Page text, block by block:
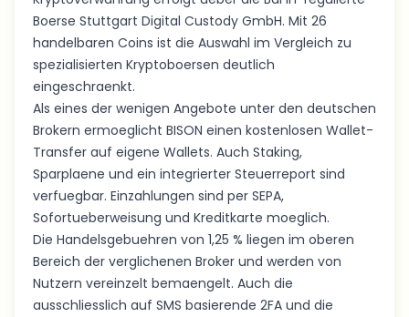
Boerse Stuttgart Digital Custody GmbH. Mit 26
handelbaren Coins ist die Auswahl im Vergleich zu
spezialisierten Kryptoboersen deutlich
eingeschraenkt.
Als eines der wenigen Angebote unter den deutschen
Brokern ermoeglicht BISON einen kostenlosen Wallet-
Transfer auf eigene Wallets. Auch Staking,
Sparplaene und ein integrierter Steuerreport sind
verfuegbar. Einzahlungen sind per SEPA,
Sofortueberweisung und Kreditkarte moeglich.
Die Handelsgebuehren von 1,25 % liegen im oberen
Bereich der verglichenen Broker und werden von
Nutzern vereinzelt bemaengelt. Auch die
ausschliesslich auf SMS basierende 2FA und die